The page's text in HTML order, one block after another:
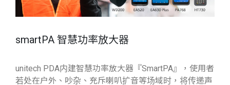
smartPA 智慧功率放大器
unitech PDA内建智慧功率放大器『SmartPA』，使用者
若处在户外、吵杂、充斥喇叭扩音等场域时，将传递声